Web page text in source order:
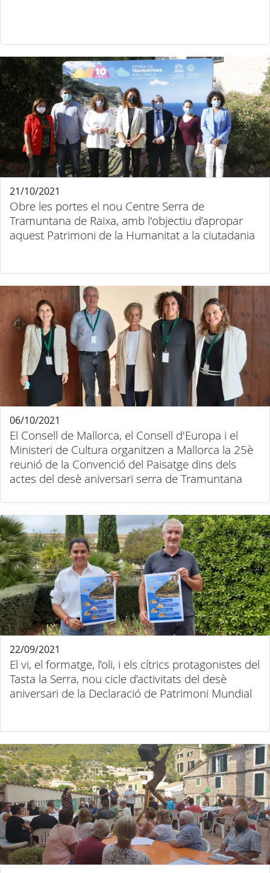
Obre les portes el nou Centre Serra de
Tramuntana de Raixa, amb l'objectiu d’apropar
aquest Patrimoni de la Humanitat a la ciutadania
21/10/2021
El Consell de Mallorca, el Consell d'Europa i el
Ministeri de Cultura organitzen a Mallorca la 25è
reunió de la Convenció del Paisatge dins dels
actes del desè aniversari serra de Tramuntana
06/10/2021
El vi, el formatge, l’oli, i els cítrics protagonistes del
Tasta la Serra, nou cicle d’activitats del desè
aniversari de la Declaració de Patrimoni Mundial
22/09/2021